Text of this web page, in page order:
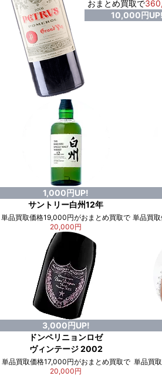
おまとめ買取で
10,000円UP!
1,000円UP!
サントリー白州12年
単品買取価格19,000円がおまとめ買取で
20,000円
単品買
3,000円UP!
ドンペリニョンロゼ
ヴィンテージ 2002
単品買取価格17,000円がおまとめ買取で
20,000円
単品買